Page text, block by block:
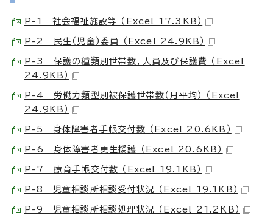
P-1 社会福祉施設等 （Excel 17.3KB）
P-2 民生（児童）委員 （Excel 24.9KB）
P-3 保護の種類別世帯数，人員及び保護費 （Excel
24.9KB）
P-4 労働力類型別被保護世帯数（月平均） （Excel
24.9KB）
P-5 身体障害者手帳交付数 （Excel 20.6KB）
P-6 身体障害者更生援護 （Excel 20.6KB）
P-7 療育手帳交付数 （Excel 19.1KB）
P-8 児童相談所相談受付状況 （Excel 19.1KB）
P-9 児童相談所相談処理状況 （Excel 21.2KB）